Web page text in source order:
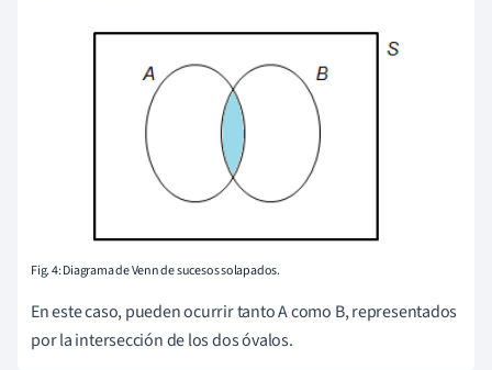
Fig. 4: Diagrama de Venn de sucesos solapados.
En este caso, pueden ocurrir tanto A como B, representados
por la intersección de los dos óvalos.